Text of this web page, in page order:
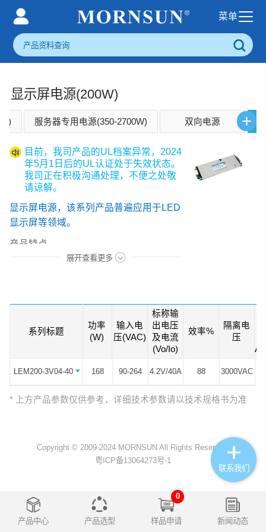
显示屏电源(200W)
服务器专用电源(350-2700W) 双向电源 +
目前，我司产品的UL档案异常，2024
年5月1日后的UL认证处于失效状态。
我司正在积极沟通处理，不便之处敬
请谅解。
显示屏电源， 该系列产品普遍应用于LED
显示屏等领域。
产品特点
1、13.5mm超薄超轻设计
3、具备可靠的备份冗余、均流设计
4、主动式PFC，功率因数高达0.95
5、宽工作温度范围: -30℃ to +70℃
展开查看更多
系列标题
功率
(W)
输入电
压(VAC)
标称输
出电压
及电流
(Vo/Io)
效率%
隔离电
压
LEM200-3V04-40 168 90-264 4.2V/40A 88 3000VAC
* 上方产品参数仅供参考，详细技术参数请以技术规格书为准
系列标题
LEM200-3V04-40
产品中心 产品选型
0
样品申请 新闻动态
Copyright © 2009-2024 MORNSUN All Rights Reserved.
粤ICP备13064273号-1
联系我们